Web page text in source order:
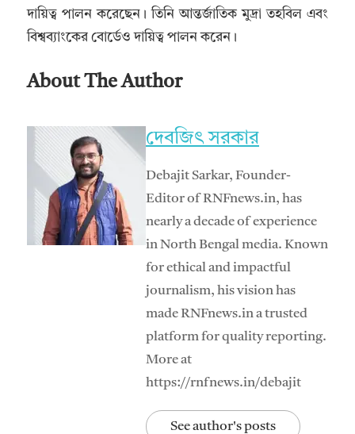
দায়িত্ব পালন করেছেন। তিনি আন্তর্জাতিক মুদ্রা তহবিল এবং
বিশ্বব্যাংকের বোর্ডেও দায়িত্ব পালন করেন।
About The Author
দেবজিৎ সরকার
Debajit Sarkar, Founder-
Editor of RNFnews.in, has
nearly a decade of experience
in North Bengal media. Known
for ethical and impactful
journalism, his vision has
made RNFnews.in a trusted
platform for quality reporting.
More at
https://rnfnews.in/debajit
See author's posts